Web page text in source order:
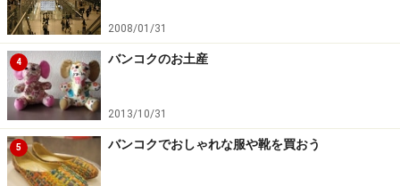
エリアがあります。クオリティはあまり期待できません
が、流行に敏感なバンコクっ子たちが、流行りの洋服を
安く手に入れるために訪れる場所です。Tシャツ１枚100
バーツ（約330円）、ワンピース１枚200バーツ（約660
円）くらいから購入することができます。10～20代前半
の若者たちにとっての、流行発信基地的な存在でもある
のが、ここサヤーム・スクエアなのです。
2008/01/31
4 バンコクのお土産
2013/10/31
5 バンコクでおしゃれな服や靴を買おう